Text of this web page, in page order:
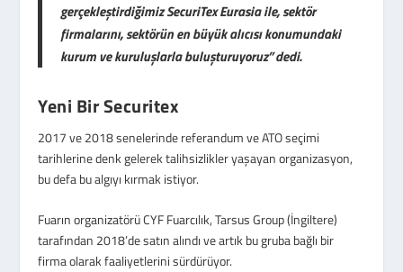
gerçekleştirdiğimiz SecuriTex Eurasia ile, sektör
firmalarını, sektörün en büyük alıcısı konumundaki
kurum ve kuruluşlarla buluşturuyoruz” dedi.
Yeni Bir Securitex
2017 ve 2018 senelerinde referandum ve ATO seçimi
tarihlerine denk gelerek talihsizlikler yaşayan organizasyon,
bu defa bu algıyı kırmak istiyor.
Fuarın organizatörü CYF Fuarcılık, Tarsus Group (İngiltere)
tarafından 2018’de satın alındı ve artık bu gruba bağlı bir
firma olarak faaliyetlerini sürdürüyor.